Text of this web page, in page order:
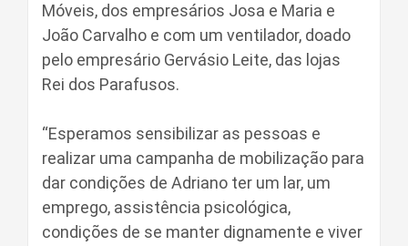
Móveis, dos empresários Josa e Maria e
João Carvalho e com um ventilador, doado
pelo empresário Gervásio Leite, das lojas
Rei dos Parafusos.
“Esperamos sensibilizar as pessoas e
realizar uma campanha de mobilização para
dar condições de Adriano ter um lar, um
emprego, assistência psicológica,
condições de se manter dignamente e viver